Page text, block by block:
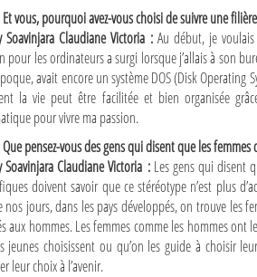
en PDF
Et vous, pourquoi avez-vous choisi de suivre une
Soavinjara Claudiane Victoria :Au début, je voulais
pour les ordinateurs a surgi lorsque j’allais à son
avait encore un système DOS (Disk Operating
la vie peut être facilitée et bien organisée
pour vivre ma passion.
Que pensez-vous des gens qui disent que les
Soavinjara Claudiane Victoria :Les gens qui disent
doivent savoir que ce stéréotype n’est plus
nos jours, dans les pays développés, on trouve les
aux hommes. Les femmes comme les hommes
jeunes choisissent ou qu’on les guide à choisir
leur choix à l’avenir.